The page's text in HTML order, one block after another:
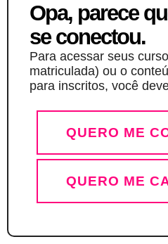
Opa, parece
se conectou.
Para acessar seus
matriculada) ou o
para inscritos, você
QUERO ME
QUERO ME